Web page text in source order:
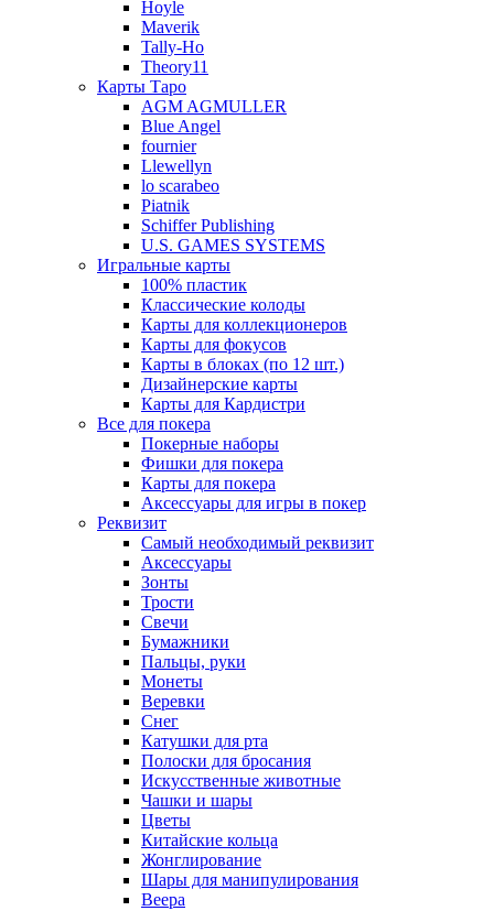
Hoyle
Maverik
Tally-Ho
Theory11
Карты Таро
AGM AGMULLER
Blue Angel
fournier
Llewellyn
lo scarabeo
Piatnik
Schiffer Publishing
U.S. GAMES SYSTEMS
Игральные карты
100% пластик
Классические колоды
Карты для коллекционеров
Карты для фокусов
Карты в блоках (по 12 шт.)
Дизайнерские карты
Карты для Кардистри
Все для покера
Покерные наборы
Фишки для покера
Карты для покера
Аксессуары для игры в покер
Реквизит
Самый необходимый реквизит
Аксессуары
Зонты
Трости
Свечи
Бумажники
Пальцы, руки
Монеты
Веревки
Снег
Катушки для рта
Полоски для бросания
Искусственные животные
Чашки и шары
Цветы
Китайские кольца
Жонглирование
Шары для манипулирования
Веера